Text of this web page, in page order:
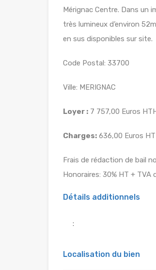
Mérignac Centre. Dans un
très lumineux d’environ
en sus disponibles sur site.
Code Postal: 33700
Ville: MERIGNAC
Loyer : 7 757,00 Euros
Charges: 636,00 Euros
Frais de rédaction de bail
Honoraires: 30% HT +
Détails additionnels
:
Localisation du bien